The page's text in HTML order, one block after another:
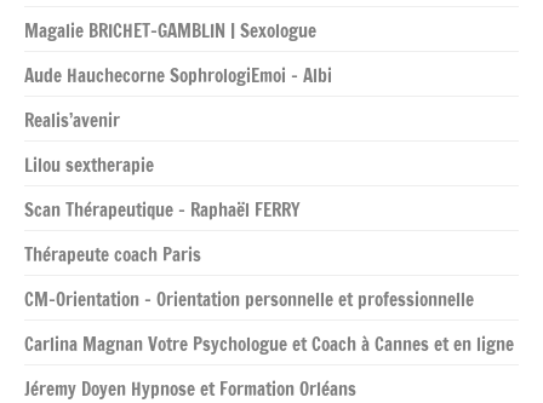
Magalie BRICHET-GAMBLIN | Sexologue
Aude Hauchecorne SophrologiEmoi – Albi
Realis’avenir
Lilou sextherapie
Scan Thérapeutique – Raphaël FERRY
Thérapeute coach Paris
CM-Orientation – Orientation personnelle et professionnelle
Carlina Magnan Votre Psychologue et Coach à Cannes et en ligne
Jéremy Doyen Hypnose et Formation Orléans